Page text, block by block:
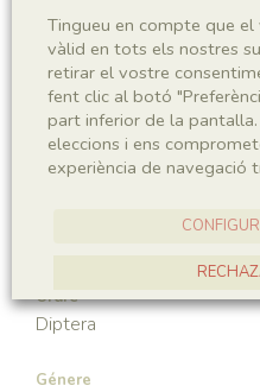
IEI-2721
Taxonomia
Regne
Animalia
Ordre
Diptera
Génere
Tingueu en compte que
vàlid en tots els nostres
retirar el vostre
fent clic al botó
part inferior de la
eleccions i ens
experiència de navegació